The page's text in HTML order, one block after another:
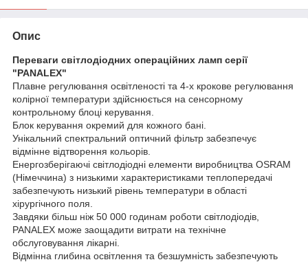
Опис
Переваги світлодіодних операційних ламп серії
"PANALEX"
Плавне регулювання освітленості та 4-х крокове регулювання
колірної температури здійснюється на сенсорному
контрольному блоці керування.
Блок керування окремий для кожного бані.
Унікальний спектральний оптичний фільтр забезпечує
відмінне відтворення кольорів.
Енергозберігаючі світлодіодні елементи виробництва OSRAM
(Німеччина) з низькими характеристиками теплопередачі
забезпечують низький рівень температури в області
хірургічного поля.
Завдяки більш ніж 50 000 годинам роботи світлодіодів,
PANALEX може заощадити витрати на технічне
обслуговування лікарні.
Відмінна глибина освітлення та безшумність забезпечують